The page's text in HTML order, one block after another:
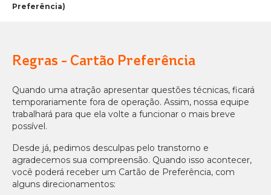
Trabalhe conosco
Perguntas Frequentes
Tamanho do texto
A
A A
Contraste
SUITES
BEACH
PARK
RESORT
WELLNESS
BEACH
Preferência)
Regras - Cartão Preferência
Quando uma atração apresentar questões técnicas, ficará
temporariamente fora de operação. Assim, nossa equipe
trabalhará para que ela volte a funcionar o mais breve
possível.
Desde já, pedimos desculpas pelo transtorno e
agradecemos sua compreensão. Quando isso acontecer,
você poderá receber um Cartão de Preferência, com
alguns direcionamentos: